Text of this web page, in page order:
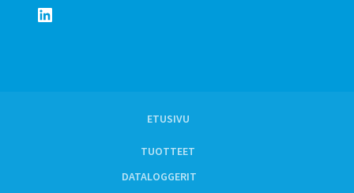
LinkedIn
ETUSIVU
TUOTTEET
DATALOGGERIT